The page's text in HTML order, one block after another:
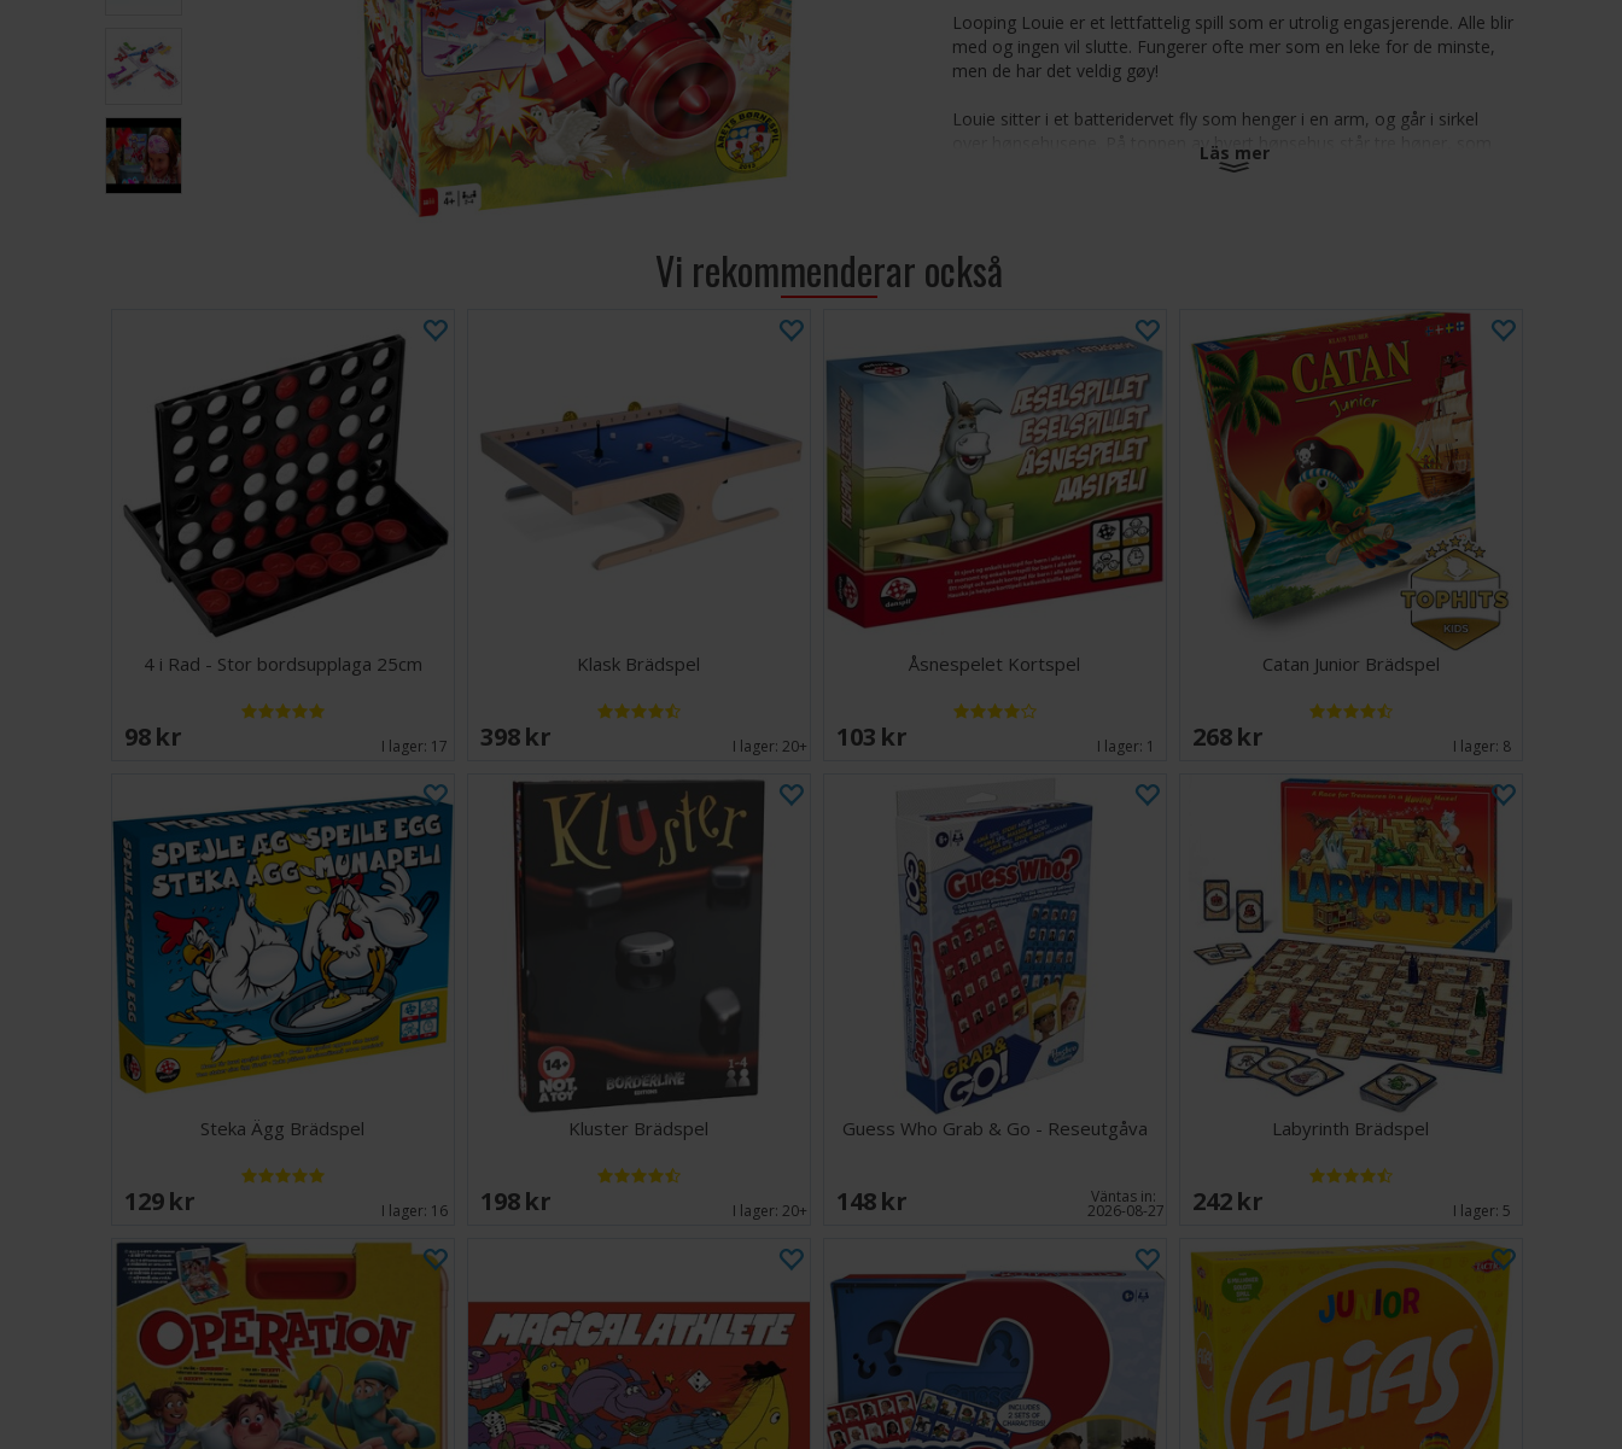
Looping Louie er et lettfattelig spill som er utrolig engasjerende. Alle blir
med og ingen vil slutte. Fungerer ofte mer som en leke for de minste,
men de har det veldig gøy!
Louie sitter i et batteridervet fly som henger i en arm, og går i sirkel
over hønsehusene. På toppen av hvert hønsehus står tre høner, som
faller ned dersom eieren ikke treffer flyet med spaken sin i riktig
alle sine høner ned fra taket.
Spilletid: 10 minutter
Läs mer
Vi rekommenderar också
4 i Rad - Stor bordsupplaga 25cm
98 SEK I lager: 17
Klask Brädspel
398 SEK I lager:20+
Åsnespelet Kortspel
103 SEK I lager: 1
Catan Junior Brädspel
268 SEK I lager: 8
Steka Ägg Brädspel
129 SEK I lager: 16
Kluster Brädspel
198 SEK I lager:20+
Guess Who Grab & Go - Reseutgåva
148 SEK Väntas in:
2026-08-27
Labyrinth Brädspel
242 SEK I lager: 5